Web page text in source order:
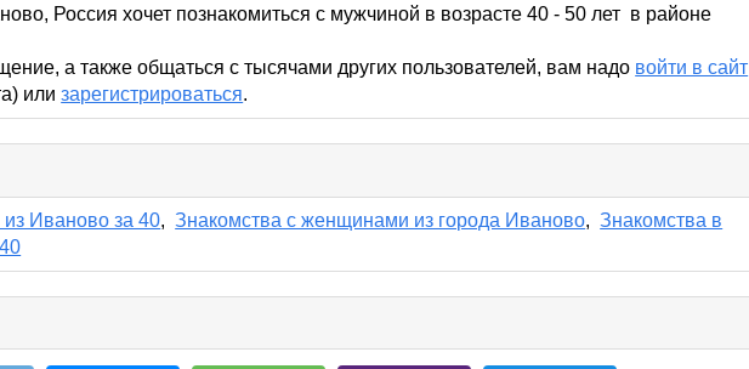
collapseРоссия хочет познакомиться с мужчиной в возрасте 40 - 50 лет в районе
а также общаться с тысячами других пользователей, вам надо войти в сайт
илизарегистрироваться.
Иваново за 40,Знакомства с женщинами из города Иваново,Знакомства в